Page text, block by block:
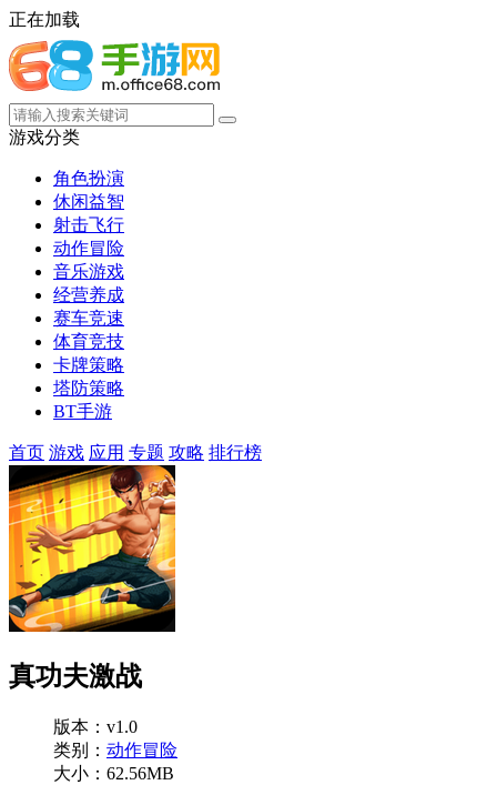
正在加载
游戏分类
角色扮演
休闲益智
射击飞行
动作冒险
音乐游戏
经营养成
赛车竞速
体育竞技
卡牌策略
塔防策略
BT手游
首页 游戏 应用 专题 攻略 排行榜
真功夫激战
版本：v1.0
类别： 动作冒险
大小：62.56MB